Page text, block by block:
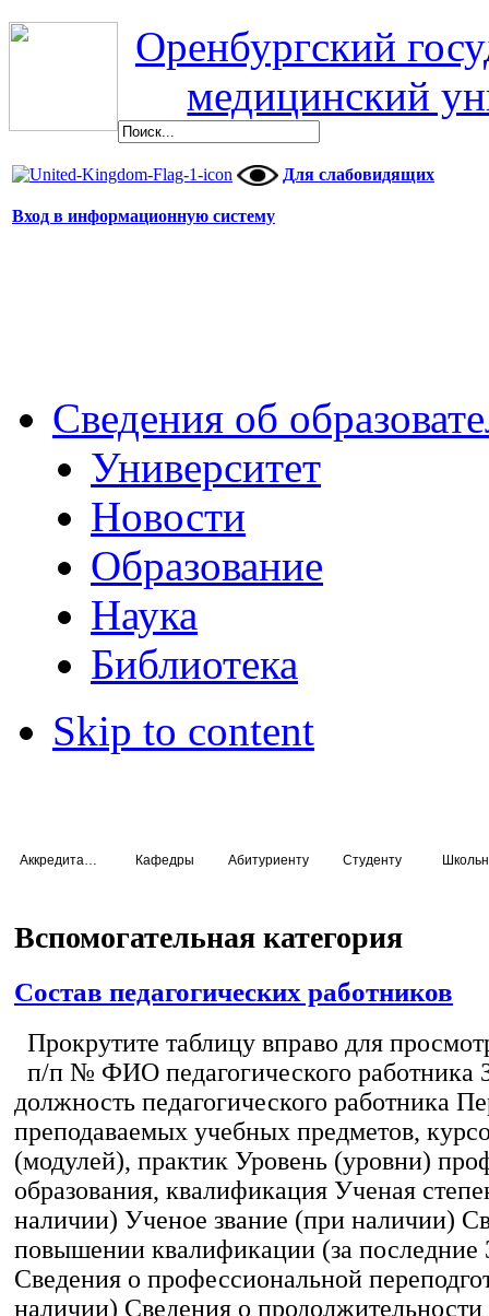
Оренбургский
медицинский
Для слабовидящих
Вход в информационную систему
Сведения об
Университет
Новости
Образование
Наука
Библиотека
Skip to content
Кафедры Абитуриенту Студенту
Вспомогательная категория
Состав педагогических работников
Прокрутите таблицу вправо для
п/п № ФИО педагогического работника
должность педагогического работника
преподаваемых учебных предметов,
(модулей), практик Уровень (уровни)
образования, квалификация Ученая
наличии) Ученое звание (при наличии)
повышении квалификации (за последние
Сведения о профессиональной
наличии) Сведения о